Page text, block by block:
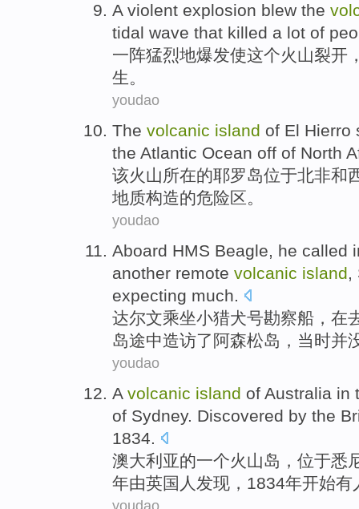
A violent explosion blew the
tidal wave that killed a lot of
一阵猛烈地爆发使这个火山裂开
生。
youdao
The volcanic island of El Hierro
the Atlantic Ocean off of North
该火山所在的耶罗岛位于北非和
地质构造的危险区。
youdao
Aboard HMS Beagle, he called
another remote volcanic island,
expecting much.
达尔文乘坐小猎犬号勘察船， 在
岛途中造访了阿森松岛， 当时并
youdao
A volcanic island of Australia in
of Sydney. Discovered by the
1834.
澳大利亚的一个火山岛 ， 位于悉
年由英国人 发现 ，1834年开始有
youdao